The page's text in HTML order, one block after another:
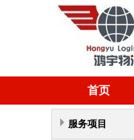
首页
服务项目